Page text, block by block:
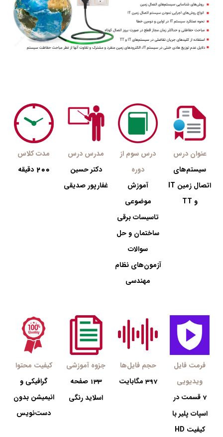
عنوان درس
سیستم‌های
اتصال زمین‌ IT
و TT
درس سوم از
دوره
آموزش
موضوعی
تاسیسات برقی
ساختمان و حل
سوالات
آزمون‌های نظام
مهندسی
مدرس درس
دکتر حسین
غفارپور صدیقی
مدت کلاس
200 دقیقه
فرمت فایل
ویدیویی
7قسمت در
اسپات پلیر با
کیفیت HD
حجم فایل‌ها
397 مگابایت
جزوه آموزشی
133 صفحه
اسلاید رنگی
کیفیت محتوا
گرافیکی و
انیمیشن بدون
دست‌نویس